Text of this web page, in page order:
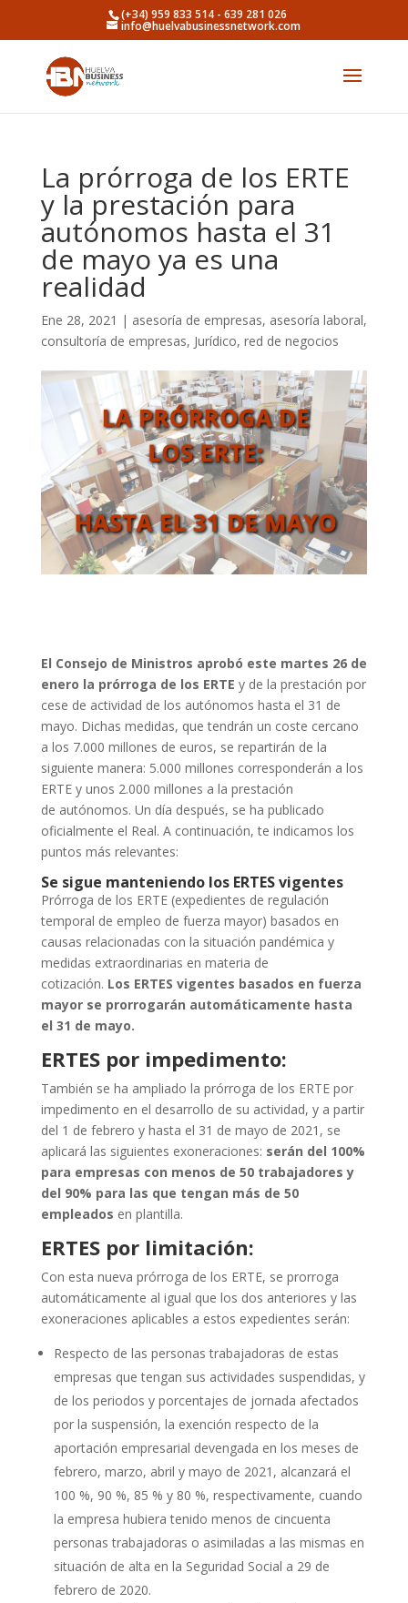
(+34) 959 833 514 - 639 281 026
info@huelvabusinessnetwork.com
La prórroga de los ERTE
y la prestación para
autónomos hasta el 31
de mayo ya es una
realidad
Ene 28, 2021 | asesoría de empresas, asesoría laboral,
consultoría de empresas, Jurídico, red de negocios
El Consejo de Ministros aprobó este martes 26 de
enero la prórroga de los ERTE y de la prestación por
cese de actividad de los autónomos hasta el 31 de
mayo. Dichas medidas, que tendrán un coste cercano
a los 7.000 millones de euros, se repartirán de la
siguiente manera: 5.000 millones corresponderán a los
ERTE y unos 2.000 millones a la prestación
de autónomos. Un día después, se ha publicado
oficialmente el Real. A continuación, te indicamos los
puntos más relevantes:
Se sigue manteniendo los ERTES vigentes
Prórroga de los ERTE (expedientes de regulación
temporal de empleo de fuerza mayor) basados en
causas relacionadas con la situación pandémica y
medidas extraordinarias en materia de
cotización. Los ERTES vigentes basados en fuerza
mayor se prorrogarán automáticamente hasta
el 31 de mayo.
ERTES por impedimento:
También se ha ampliado la prórroga de los ERTE por
impedimento en el desarrollo de su actividad, y a partir
del 1 de febrero y hasta el 31 de mayo de 2021, se
aplicará las siguientes exoneraciones: serán del 100%
para empresas con menos de 50 trabajadores y
del 90% para las que tengan más de 50
empleados en plantilla.
ERTES por limitación:
Con esta nueva prórroga de los ERTE, se prorroga
automáticamente al igual que los dos anteriores y las
exoneraciones aplicables a estos expedientes serán:
Respecto de las personas trabajadoras de estas
empresas que tengan sus actividades suspendidas, y
de los periodos y porcentajes de jornada afectados
por la suspensión, la exención respecto de la
aportación empresarial devengada en los meses de
febrero, marzo, abril y mayo de 2021, alcanzará el
100 %, 90 %, 85 % y 80 %, respectivamente, cuando
la empresa hubiera tenido menos de cincuenta
personas trabajadoras o asimiladas a las mismas en
situación de alta en la Seguridad Social a 29 de
febrero de 2020.